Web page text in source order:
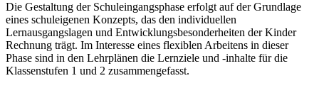
Die Gestaltung der Schuleingangsphase erfolgt auf der Grundlage
eines schuleigenen Konzepts, das den individuellen
Lernausgangslagen und Entwicklungsbesonderheiten der Kinder
Rechnung trägt. Im Interesse eines flexiblen Arbeitens in dieser
Phase sind in den Lehrplänen die Lernziele und -inhalte für die
Klassenstufen 1 und 2 zusammengefasst.